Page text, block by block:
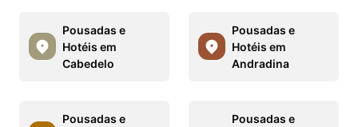
Pousadas e
Hotéis em
Cabedelo
Pousadas e
Hotéis em
Andradina
Pousadas e
Pousadas e